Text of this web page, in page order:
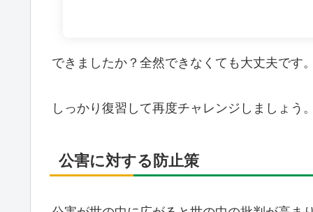
できましたか？全然できなくても大丈夫です
しっかり復習して再度チャレンジしましょう
公害に対する防止策